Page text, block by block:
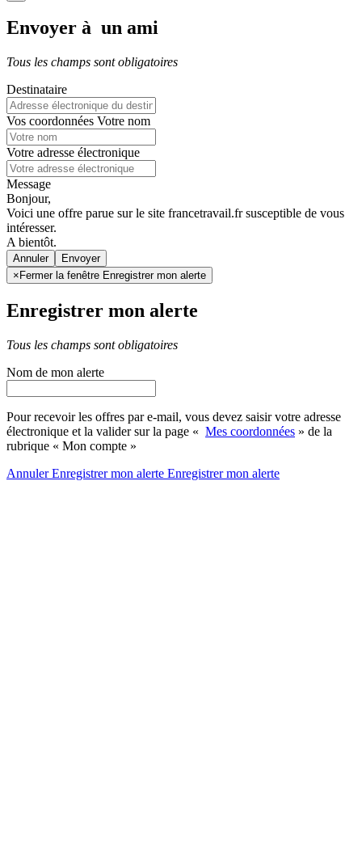
Envoyer à un ami
Tous les champs sont obligatoires
Destinataire
Vos coordonnées Votre nom
Votre adresse électronique
Message
Bonjour,
Voici une offre parue sur le site francetravail.fr susceptible de vous
intéresser.
A bientôt.
Annuler
× Fermer la fenêtre Enregistrer mon alerte
Enregistrer mon alerte
Tous les champs sont obligatoires
Nom de mon alerte
Pour recevoir les offres par e-mail, vous devez saisir votre adresse
électronique et la valider sur la page « Mes coordonnées » de la
rubrique « Mon compte »
AnnulerEnregistrer mon alerte Enregistrermon alerte